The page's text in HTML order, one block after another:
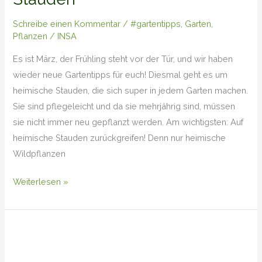
Schreibe einen Kommentar /#gartentipps Garten
Pflanzen / INSA
Es ist März, der Frühling steht vor der Tür, und wir haben
wieder neue Gartentipps für euch! Diesmal geht es um
heimische Stauden, die sich super in jedem Garten machen.
Sie sind pflegeleicht und da sie mehrjährig sind, müssen
sie nicht immer neu gepflanzt werden. Am wichtigsten: Auf
heimische Stauden zurückgreifen! Denn nur heimische
Wildpflanzen
Weiterlesen »